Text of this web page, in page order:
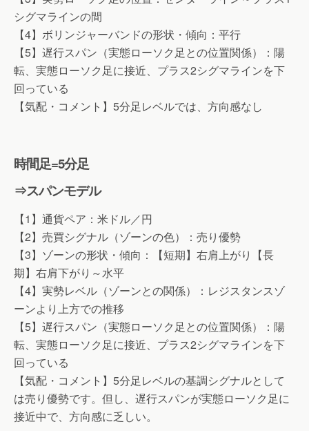
シグマラインの間
【4】ボリンジャーバンドの形状・傾向：平行
【5】遅行スパン（実態ローソク足との位置関係）：陽
転、実態ローソク足に接近、プラス2シグマラインを下
回っている
【気配・コメント】5分足レベルでは、方向感なし
時間足=5分足
⇒スパンモデル
【1】通貨ペア：米ドル／円
【2】売買シグナル（ゾーンの色）：売り優勢
【3】ゾーンの形状・傾向：【短期】右肩上がり【長
期】右肩下がり～水平
【4】実勢レベル（ゾーンとの関係）：レジスタンスゾ
ーンより上方での推移
【5】遅行スパン（実態ローソク足との位置関係）：陽
転、実態ローソク足に接近、プラス2シグマラインを下
回っている
【気配・コメント】5分足レベルの基調シグナルとして
は売り優勢です。但し、遅行スパンが実態ローソク足に
接近中で、方向感に乏しい。